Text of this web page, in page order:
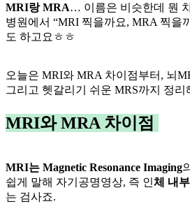
MRI랑 MRA… 이름은 비슷한데 뭔
병원에서 “MRI 찍을까요, MRA 찍을
도 하고요ㅎㅎ
오늘은 MRI와 MRA 차이점부터, 뇌
그리고 헷갈리기 쉬운 MRS까지 정리
MRI와 MRA 차이점
MRI는 Magnetic Resonance Imaging
쉽게 말해 자기공명영상, 즉 인체 내부
는 검사죠.